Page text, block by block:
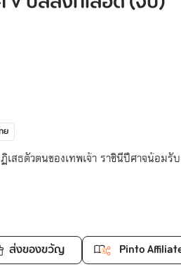
ย
ธตัวตนของเทพเจ้า ราชินีปีศาจน้อมรั
ส่งของขวัญ Pinto